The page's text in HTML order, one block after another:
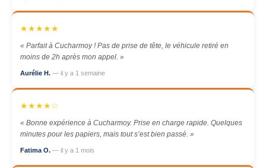
★★★★★
« Parfait à Cucharmoy ! Pas de prise de tête, le véhicule retiré en
moins de 2h après mon appel. »
Aurélie H. — il y a 1 semaine
★★★★☆
« Bonne expérience à Cucharmoy. Prise en charge rapide. Quelques
minutes pour les papiers, mais tout s’est bien passé. »
Fatima O. — il y a 1 mois